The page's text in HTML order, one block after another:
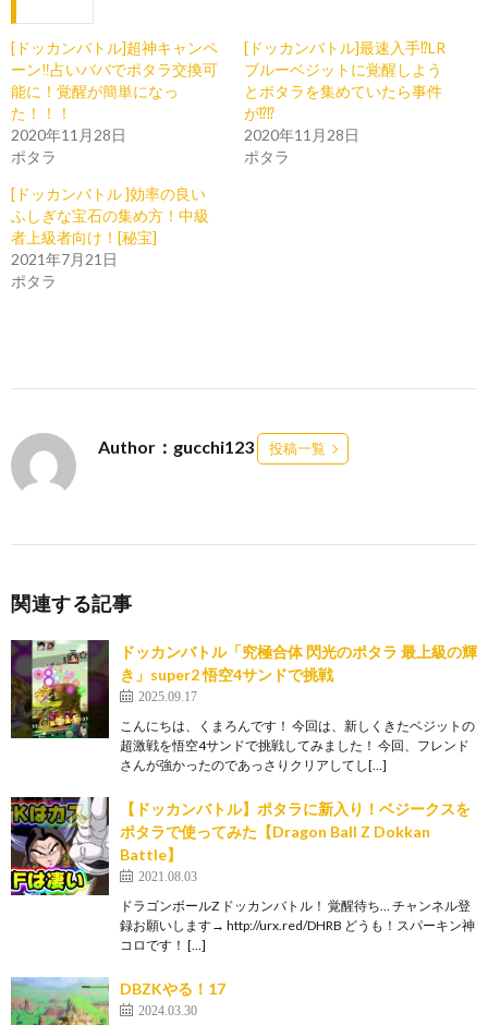
[ドッカンバトル]超神キャンペ
ーン‼︎占いババでポタラ交換可
能に！覚醒が簡単になっ
た！！！
2020年11月28日
ポタラ
[ドッカンバトル]最速入手⁉︎LR
ブルーベジットに覚醒しよう
とポタラを集めていたら事件
が⁉︎⁉︎
2020年11月28日
ポタラ
[ドッカンバトル ]効率の良い
ふしぎな宝石の集め方！中級
者上級者向け！[秘宝]
2021年7月21日
ポタラ
Author：gucchi123 投稿一覧
関連する記事
ドッカンバトル「究極合体 閃光のポタラ 最上級の輝
き」super2 悟空4サンドで挑戦
2025.09.17
こんにちは、くまろんです！ 今回は、新しくきたベジットの
超激戦を悟空4サンドで挑戦してみました！ 今回、フレンド
さんが強かったのであっさりクリアしてし[…]
【ドッカンバトル】ポタラに新入り！ベジークスを
ポタラで使ってみた【Dragon Ball Z Dokkan
Battle】
2021.08.03
ドラゴンボールZ ドッカンバトル！ 覚醒待ち… チャンネル登
録お願いします→ http://urx.red/DHRB どうも！スパーキン神
コロです！ […]
DBZKやる！17
2024.03.30